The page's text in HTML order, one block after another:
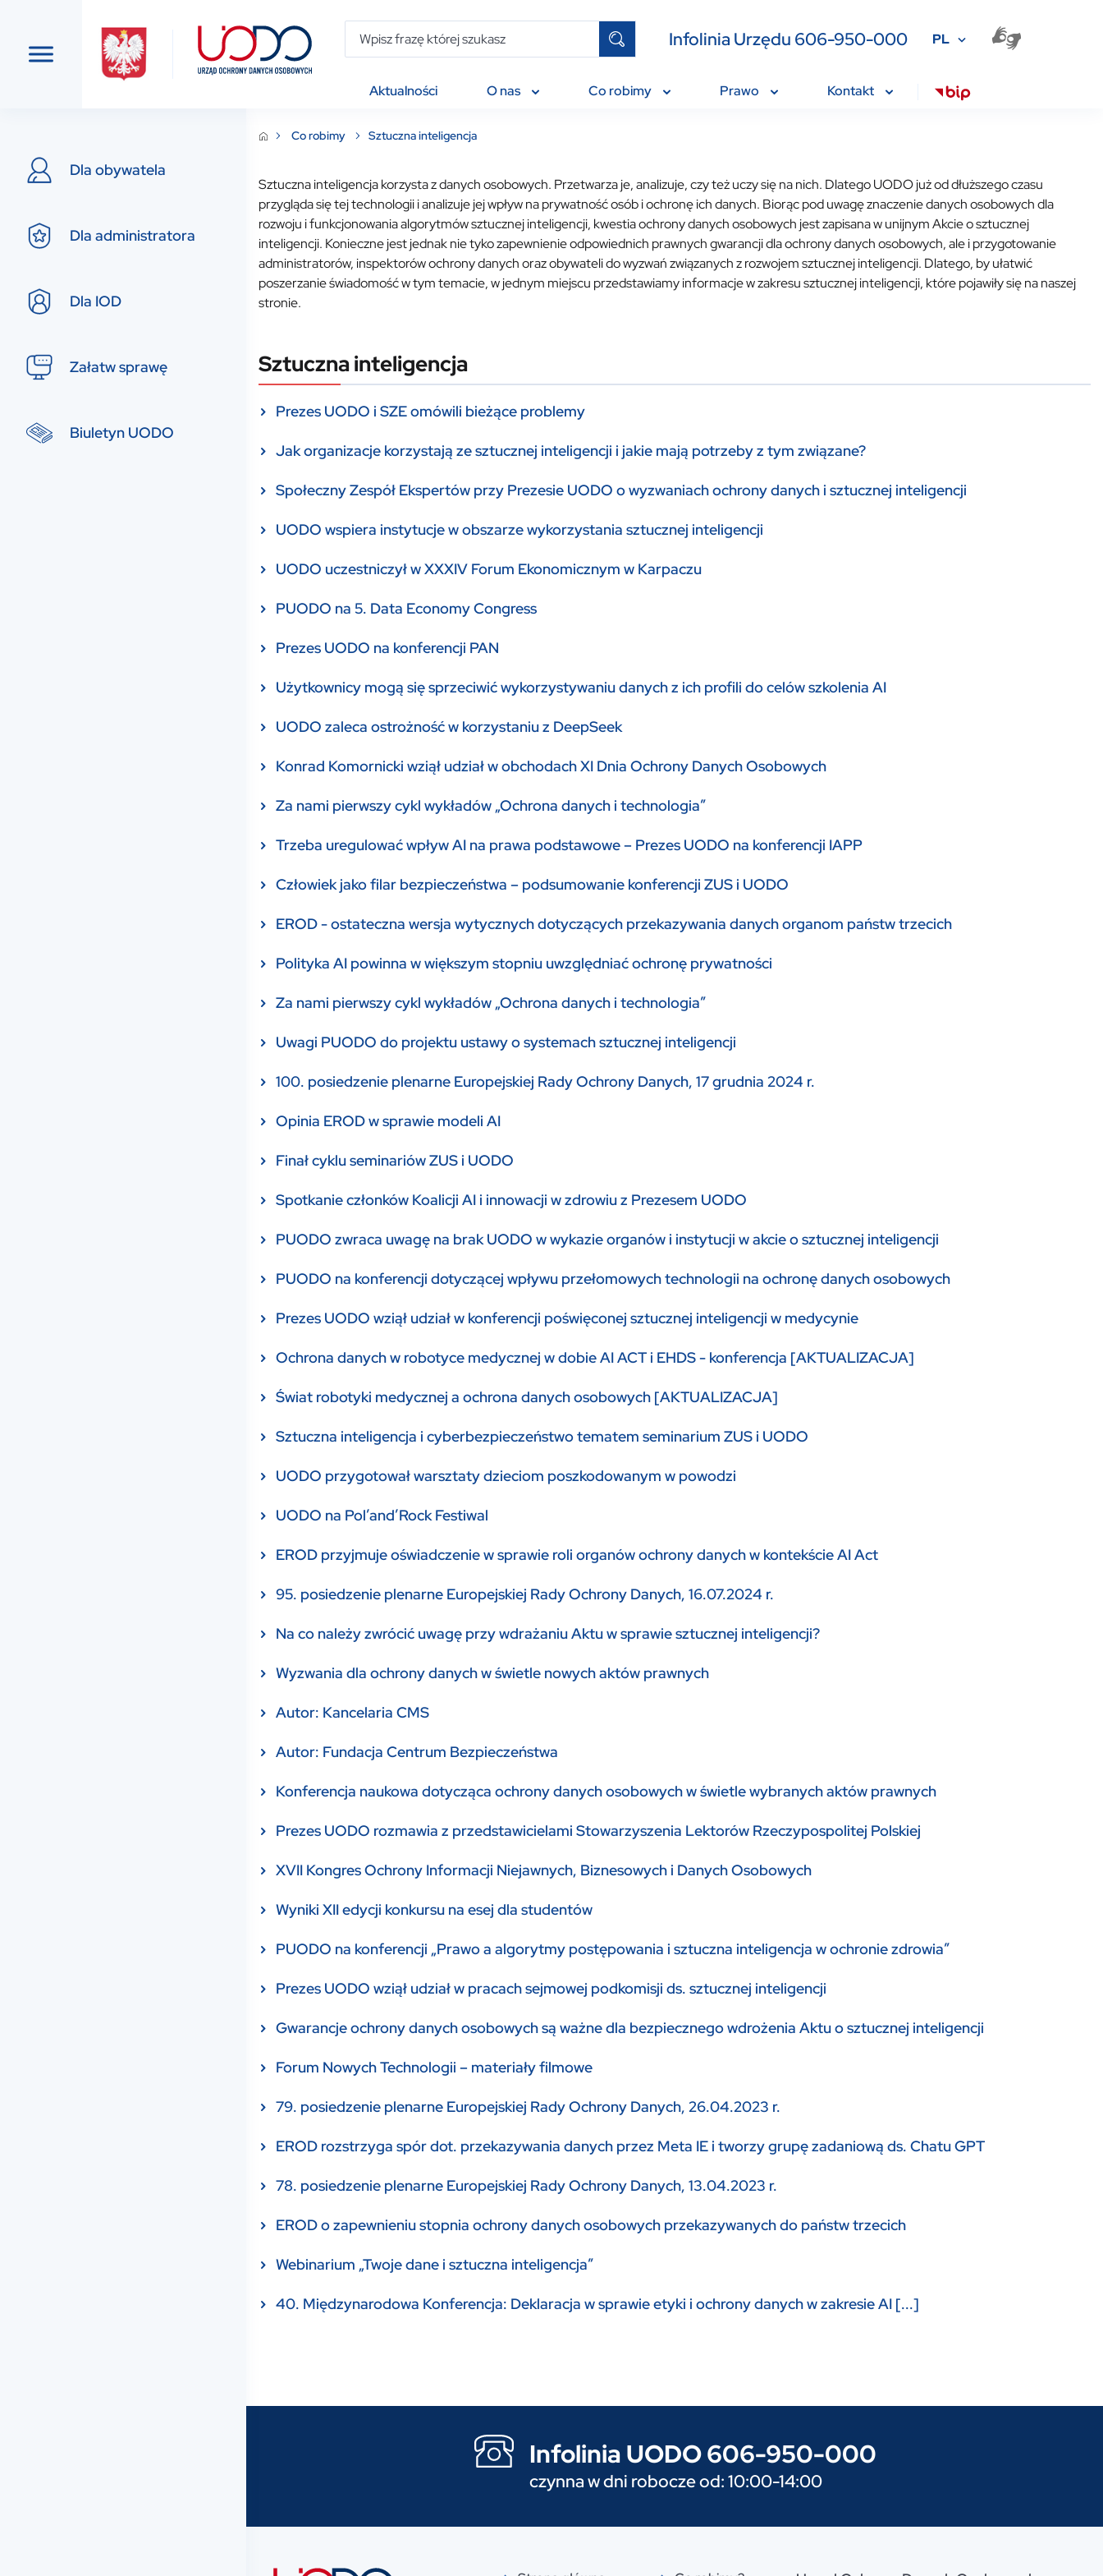
Infolinia Urzędu 606-950-000 PL
Aktualności O nas Co robimy Prawo Kontakt
Dla obywatela
Dla administratora
Dla IOD
Załatw sprawę
Biuletyn UODO
Co robimy Sztuczna inteligencja
Sztuczna inteligencja korzysta z danych osobowych. Przetwarza je, analizuje, czy też uczy się na nich. Dlatego UODO już od dłuższego czasu
przygląda się tej technologii i analizuje jej wpływ na prywatność osób i ochronę ich danych. Biorąc pod uwagę znaczenie danych osobowych dla
rozwoju i funkcjonowania algorytmów sztucznej inteligencji, kwestia ochrony danych osobowych jest zapisana w unijnym Akcie o sztucznej
inteligencji. Konieczne jest jednak nie tyko zapewnienie odpowiednich prawnych gwarancji dla ochrony danych osobowych, ale i przygotowanie
administratorów, inspektorów ochrony danych oraz obywateli do wyzwań związanych z rozwojem sztucznej inteligencji. Dlatego, by ułatwić
poszerzanie świadomość w tym temacie, w jednym miejscu przedstawiamy informacje w zakresu sztucznej inteligencji, które pojawiły się na naszej
stronie.
Sztuczna inteligencja
Prezes UODO i SZE omówili bieżące problemy
Jak organizacje korzystają ze sztucznej inteligencji i jakie mają potrzeby z tym związane?
Społeczny Zespół Ekspertów przy Prezesie UODO o wyzwaniach ochrony danych i sztucznej inteligencji
UODO wspiera instytucje w obszarze wykorzystania sztucznej inteligencji
UODO uczestniczył w XXXIV Forum Ekonomicznym w Karpaczu
PUODO na 5. Data Economy Congress
Prezes UODO na konferencji PAN
Użytkownicy mogą się sprzeciwić wykorzystywaniu danych z ich profili do celów szkolenia AI
UODO zaleca ostrożność w korzystaniu z DeepSeek
Konrad Komornicki wziął udział w obchodach XI Dnia Ochrony Danych Osobowych
Za nami pierwszy cykl wykładów „Ochrona danych i technologia”
Trzeba uregulować wpływ AI na prawa podstawowe – Prezes UODO na konferencji IAPP
Człowiek jako filar bezpieczeństwa – podsumowanie konferencji ZUS i UODO
EROD - ostateczna wersja wytycznych dotyczących przekazywania danych organom państw trzecich
Polityka AI powinna w większym stopniu uwzględniać ochronę prywatności
Za nami pierwszy cykl wykładów „Ochrona danych i technologia”
Uwagi PUODO do projektu ustawy o systemach sztucznej inteligencji
100. posiedzenie plenarne Europejskiej Rady Ochrony Danych, 17 grudnia 2024 r.
Opinia EROD w sprawie modeli AI
Finał cyklu seminariów ZUS i UODO
Spotkanie członków Koalicji AI i innowacji w zdrowiu z Prezesem UODO
PUODO zwraca uwagę na brak UODO w wykazie organów i instytucji w akcie o sztucznej inteligencji
PUODO na konferencji dotyczącej wpływu przełomowych technologii na ochronę danych osobowych
Prezes UODO wziął udział w konferencji poświęconej sztucznej inteligencji w medycynie
Ochrona danych w robotyce medycznej w dobie AI ACT i EHDS - konferencja [AKTUALIZACJA]
Świat robotyki medycznej a ochrona danych osobowych [AKTUALIZACJA]
Sztuczna inteligencja i cyberbezpieczeństwo tematem seminarium ZUS i UODO
UODO przygotował warsztaty dzieciom poszkodowanym w powodzi
UODO na Pol’and’Rock Festiwal
EROD przyjmuje oświadczenie w sprawie roli organów ochrony danych w kontekście AI Act
95. posiedzenie plenarne Europejskiej Rady Ochrony Danych, 16.07.2024 r.
Na co należy zwrócić uwagę przy wdrażaniu Aktu w sprawie sztucznej inteligencji?
Wyzwania dla ochrony danych w świetle nowych aktów prawnych
Autor: Kancelaria CMS
Autor: Fundacja Centrum Bezpieczeństwa
Konferencja naukowa dotycząca ochrony danych osobowych w świetle wybranych aktów prawnych
Prezes UODO rozmawia z przedstawicielami Stowarzyszenia Lektorów Rzeczypospolitej Polskiej
XVII Kongres Ochrony Informacji Niejawnych, Biznesowych i Danych Osobowych
Wyniki XII edycji konkursu na esej dla studentów
PUODO na konferencji „Prawo a algorytmy postępowania i sztuczna inteligencja w ochronie zdrowia”
Prezes UODO wziął udział w pracach sejmowej podkomisji ds. sztucznej inteligencji
Gwarancje ochrony danych osobowych są ważne dla bezpiecznego wdrożenia Aktu o sztucznej inteligencji
Forum Nowych Technologii – materiały filmowe
79. posiedzenie plenarne Europejskiej Rady Ochrony Danych, 26.04.2023 r.
EROD rozstrzyga spór dot. przekazywania danych przez Meta IE i tworzy grupę zadaniową ds. Chatu GPT
78. posiedzenie plenarne Europejskiej Rady Ochrony Danych, 13.04.2023 r.
EROD o zapewnieniu stopnia ochrony danych osobowych przekazywanych do państw trzecich
Webinarium „Twoje dane i sztuczna inteligencja”
40. Międzynarodowa Konferencja: Deklaracja w sprawie etyki i ochrony danych w zakresie AI [...]
Infolinia UODO 606-950-000
czynna w dni robocze od: 10:00-14:00